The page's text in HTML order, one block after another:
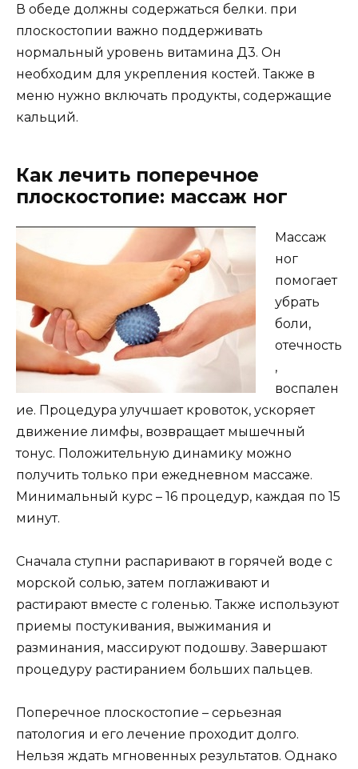
В обеде должны содержаться белки. при
плоскостопии важно поддерживать
нормальный уровень витамина Д3. Он
необходим для укрепления костей. Также в
меню нужно включать продукты, содержащие
кальций.
Как лечить поперечное
плоскостопие: массаж ног
Массаж
ног
помогает
убрать
боли,
отечность
,
воспален
ие. Процедура улучшает кровоток, ускоряет
движение лимфы, возвращает мышечный
тонус. Положительную динамику можно
получить только при ежедневном массаже.
Минимальный курс – 16 процедур, каждая по 15
минут.
Сначала ступни распаривают в горячей воде с
морской солью, затем поглаживают и
растирают вместе с голенью. Также используют
приемы постукивания, выжимания и
разминания, массируют подошву. Завершают
процедуру растиранием больших пальцев.
Поперечное плоскостопие – серьезная
патология и его лечение проходит долго.
Нельзя ждать мгновенных результатов. Однако